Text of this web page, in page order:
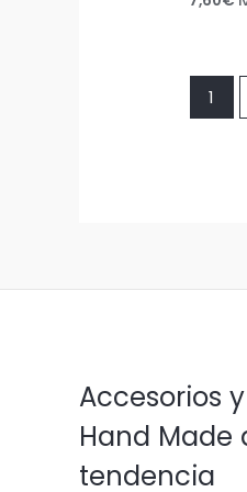
1
Accesorios
Hand Made
tendencia